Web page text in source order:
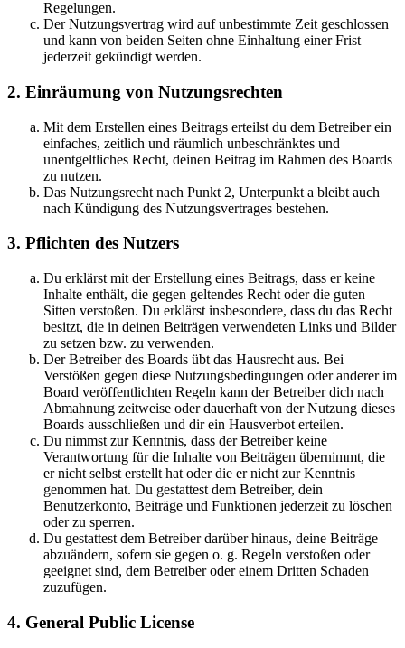
Regelungen.
Der Nutzungsvertrag wird auf unbestimmte Zeit geschlossen
und kann von beiden Seiten ohne Einhaltung einer Frist
jederzeit gekündigt werden.
2. Einräumung von Nutzungsrechten
Mit dem Erstellen eines Beitrags erteilst du dem Betreiber ein
einfaches, zeitlich und räumlich unbeschränktes und
unentgeltliches Recht, deinen Beitrag im Rahmen des Boards
zu nutzen.
Das Nutzungsrecht nach Punkt 2, Unterpunkt a bleibt auch
nach Kündigung des Nutzungsvertrages bestehen.
3. Pflichten des Nutzers
Du erklärst mit der Erstellung eines Beitrags, dass er keine
Inhalte enthält, die gegen geltendes Recht oder die guten
Sitten verstoßen. Du erklärst insbesondere, dass du das Recht
besitzt, die in deinen Beiträgen verwendeten Links und Bilder
zu setzen bzw. zu verwenden.
Der Betreiber des Boards übt das Hausrecht aus. Bei
Verstößen gegen diese Nutzungsbedingungen oder anderer im
Board veröffentlichten Regeln kann der Betreiber dich nach
Abmahnung zeitweise oder dauerhaft von der Nutzung dieses
Boards ausschließen und dir ein Hausverbot erteilen.
Du nimmst zur Kenntnis, dass der Betreiber keine
Verantwortung für die Inhalte von Beiträgen übernimmt, die
er nicht selbst erstellt hat oder die er nicht zur Kenntnis
genommen hat. Du gestattest dem Betreiber, dein
Benutzerkonto, Beiträge und Funktionen jederzeit zu löschen
oder zu sperren.
Du gestattest dem Betreiber darüber hinaus, deine Beiträge
abzuändern, sofern sie gegen o. g. Regeln verstoßen oder
geeignet sind, dem Betreiber oder einem Dritten Schaden
zuzufügen.
4. General Public License